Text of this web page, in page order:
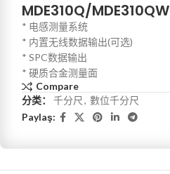
MDE310Q/MDE310QW
* 电感测量系统
* 内置无线数据输出(可选)
* SPC数据输出
* 硬质合金测量面
Compare
分类：
千分尺 , 數位千分尺
Paylaş: